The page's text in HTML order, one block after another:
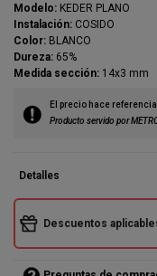
(1
Modelo: KEDER PLANO
Instalación: COSIDO
Color: BLANCO
Dureza: 65%
Medida sección: 14x3 mm
El precio hace referencia
Producto servido por
Detalles
Descuentos